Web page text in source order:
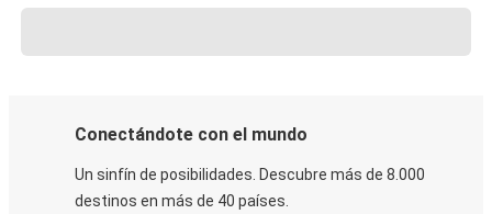
Conectándote con el mundo
Un sinfín de posibilidades. Descubre más de 8.000
destinos en más de 40 países.